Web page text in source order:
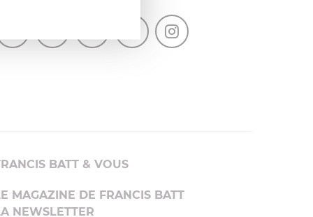
BATT & VOUS
MAGAZINE DE FRANCIS BATT
NEWSLETTER